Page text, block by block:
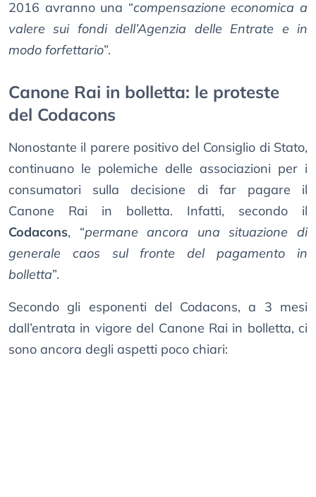
2016 avranno una “compensazione economica a
valere sui fondi dell’Agenzia delle Entrate e in
modo forfettario”.
Canone Rai in bolletta: le proteste
del Codacons
Nonostante il parere positivo del Consiglio di Stato,
continuano le polemiche delle associazioni per i
consumatori sulla decisione di far pagare il
Canone Rai in bolletta. Infatti, secondo il
Codacons, “permane ancora una situazione di
generale caos sul fronte del pagamento in
bolletta”.
Secondo gli esponenti del Codacons, a 3 mesi
dall’entrata in vigore del Canone Rai in bolletta, ci
sono ancora degli aspetti poco chiari: